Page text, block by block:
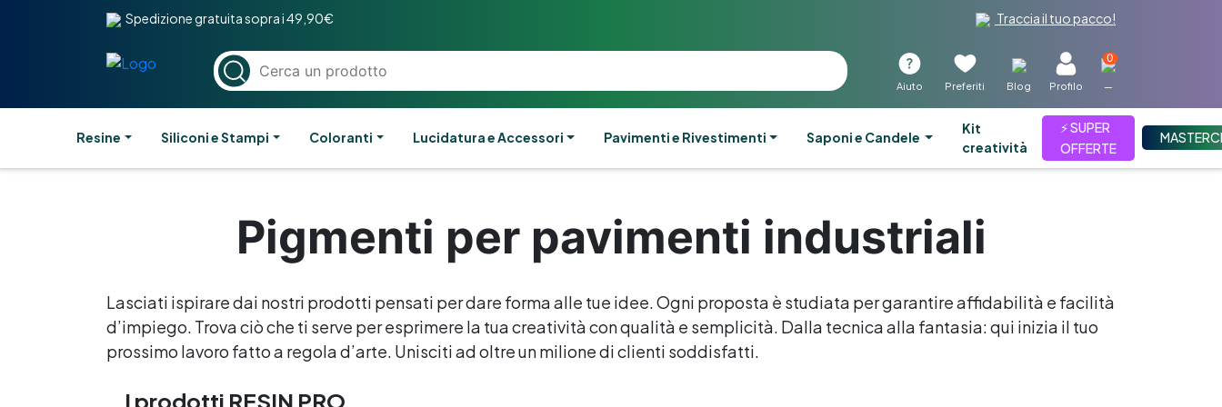
Spedizione gratuita sopra i 49,90€ Traccia il tuo pacco!
Aiuto Preferiti Blog Profilo
0
—
Resine Siliconi e Stampi Coloranti Lucidatura e Accessori Pavimenti e Rivestimenti Saponi e Candele
kit
creatività
⚡ SUPER
OFFERTE
Pigmenti per pavimenti industriali
Lasciati ispirare dai nostri prodotti pensati per dare forma alle tue idee. Ogni proposta è studiata per garantire affidabilità e facilità
d’impiego. Trova ciò che ti serve per esprimere la tua creatività con qualità e semplicità. Dalla tecnica alla fantasia: qui inizia il tuo
prossimo lavoro fatto a regola d’arte. Unisciti ad oltre un milione di clienti soddisfatti.
I prodotti RESIN PRO